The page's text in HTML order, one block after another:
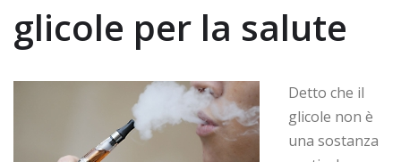
glicole per la salute
Detto che il
glicole non è
una sostanza